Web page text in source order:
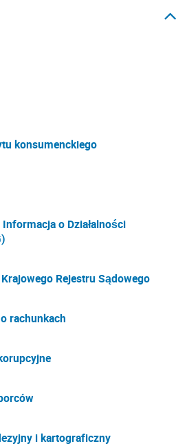
konsumenckiego
o Działalności
Rejestru Sądowego
rachunkach
i kartograficzny